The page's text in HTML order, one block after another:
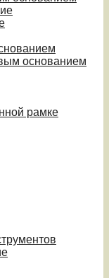
основанием
рамке